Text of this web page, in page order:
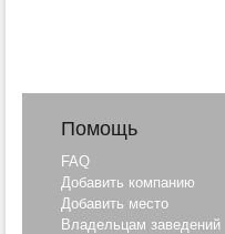
Помощь
FAQ
Добавить компанию
Добавить место
Владельцам заведений